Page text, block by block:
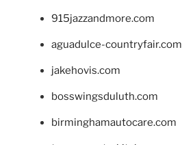
915jazzandmore.com
aguadulce-countryfair.com
jakehovis.com
bosswingsduluth.com
birminghamautocare.com